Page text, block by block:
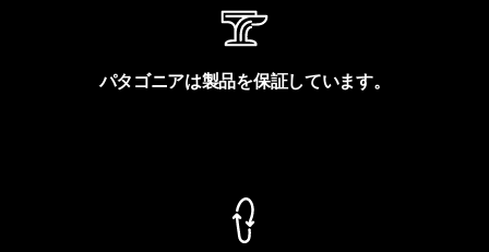
パタゴニアは製品を保証しています。